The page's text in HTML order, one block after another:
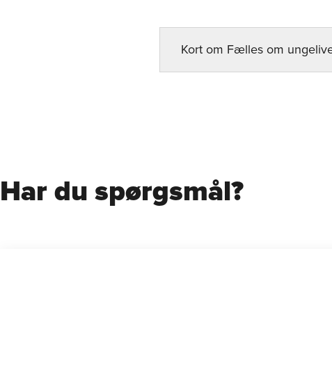
Kort om Fælles om
Har du spørgsmål?